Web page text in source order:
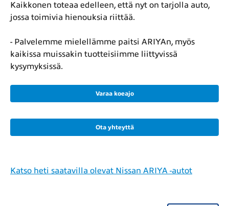
Kaikkonen toteaa edelleen, että nyt on tarjolla auto,
jossa toimivia hienouksia riittää.
- Palvelemme mielellämme paitsi ARIYAn, myös
kaikissa muissakin tuotteisiimme liittyvissä
kysymyksissä.
Varaa koeajo
Ota yhteyttä
Katso heti saatavilla olevat Nissan ARIYA -autot